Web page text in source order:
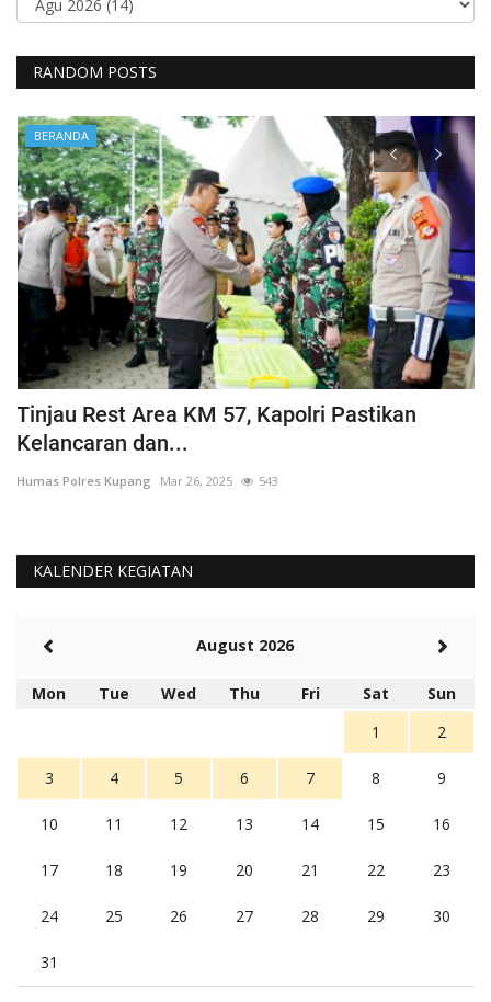
RANDOM POSTS
BERANDA
Tinjau Rest Area KM 57, Kapolri Pastikan
Kelancaran dan...
Humas Polres Kupang Mar 26, 2025 543
KALENDER KEGIATAN
August 2026
Mon Tue Wed Thu Fri Sat
Sun
1
2
3 4 5 6 7 8 9
10 11 12 13 14 15 16
17 18 19 20 21 22 23
24 25 26 27 28 29 30
31